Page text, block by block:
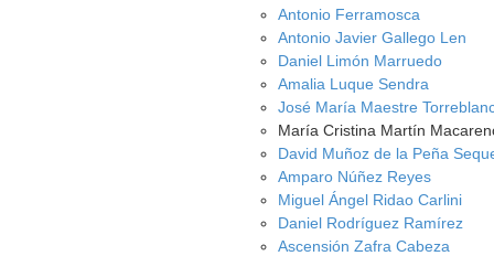
Antonio Ferramosca
Antonio Javier Gallego Len
Daniel Limón Marruedo
Amalia Luque Sendra
José María Maestre
María Cristina Martín
David Muñoz de la Peña
Amparo Núñez Reyes
Miguel Ángel Ridao Carlini
Daniel Rodríguez Ramírez
Ascensión Zafra Cabeza